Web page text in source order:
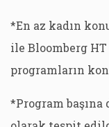
*En az kadın
ile Bloomberg
programların
*Program başına